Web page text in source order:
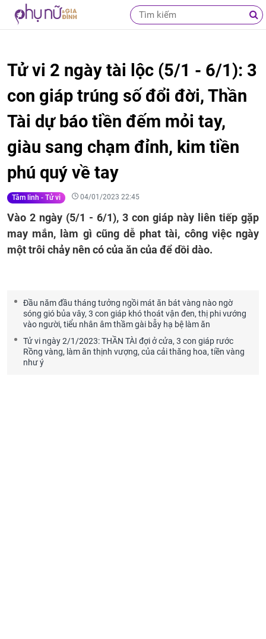
Tử vi 2 ngày tài lộc (5/1 - 6/1): 3
con giáp trúng số đổi đời, Thần
Tài dự báo tiền đếm mỏi tay,
giàu sang chạm đỉnh, kim tiền
phú quý về tay
Tâm linh - Tử vi 04/01/2023 22:45
Vào 2 ngày (5/1 - 6/1), 3 con giáp này liên tiếp gặp
may mắn, làm gì cũng dễ phat tài, công việc ngày
một trôi chảy nên có của ăn của để dồi dào.
Đầu năm đầu tháng tưởng ngồi mát ăn bát vàng nào ngờ
sóng gió bủa vây, 3 con giáp khó thoát vận đen, thị phi vướng
vào người, tiểu nhân âm thầm gài bẫy hạ bệ làm ăn
Tử vi ngày 2/1/2023: THẦN TÀI đợi ở cửa, 3 con giáp rước
Rồng vàng, làm ăn thịnh vượng, của cải thăng hoa, tiền vàng
như ý